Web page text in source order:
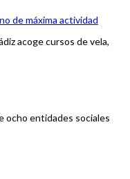
de máxima actividad
acoge cursos de vela,
ocho entidades sociales